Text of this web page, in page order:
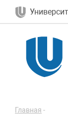
Главная -